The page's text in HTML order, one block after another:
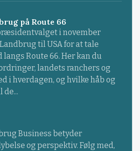
på Route 66
i november
til USA for at tale
Route 66. Her kan du
landets ranchers og
i hverdagen, og hvilke håb og
de...
Business betyder
og perspektiv. Følg med,